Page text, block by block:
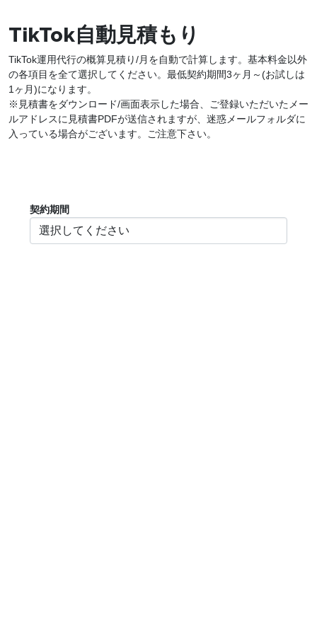
TikTok自動見積もり
TikTok運用代行の概算見積り/月を自動で計算します。基本料金以外
の各項目を全て選択してください。最低契約期間3ヶ月～(お試しは
1ヶ月)になります。
※見積書をダウンロード/画面表示した場合、ご登録いただいたメー
ルアドレスに見積書PDFが送信されますが、迷惑メールフォルダに
入っている場合がございます。ご注意下さい。
契約期間